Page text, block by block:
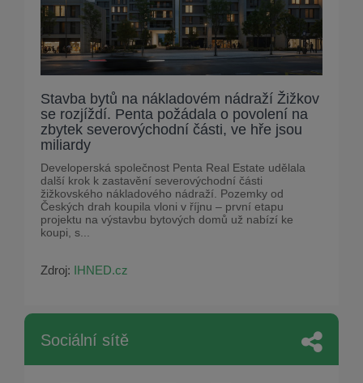
Stavba bytů na nákladovém nádraží Žižkov
se rozjíždí. Penta požádala o povolení na
zbytek severovýchodní části, ve hře jsou
miliardy
Developerská společnost Penta Real Estate udělala
další krok k zastavění severovýchodní části
žižkovského nákladového nádraží. Pozemky od
Českých drah koupila vloni v říjnu – první etapu
projektu na výstavbu bytových domů už nabízí ke
koupi, s...
Zdroj: IHNED.cz
Sociální sítě